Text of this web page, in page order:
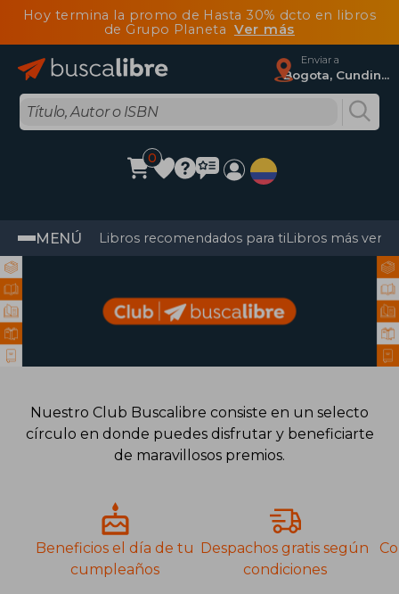
Hoy termina la promo de Hasta 30% dcto en libros
de Grupo Planeta Ver más
Enviar a
Bogota, Cundinamarca
0
MENÚ Libros recomendados para tiLibros más
Nuestro Club Buscalibre consiste en un selecto
círculo en donde puedes disfrutar y beneficiarte
de maravillosos premios.
Beneficios el día de tu
cumpleaños
Despachos gratis según
condiciones